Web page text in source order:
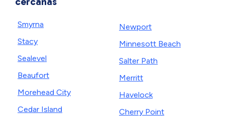
Smyrna
Stacy
Sealevel
Beaufort
Morehead City
Cedar Island
Newport
Minnesott Beach
Salter Path
Merritt
Havelock
Cherry Point